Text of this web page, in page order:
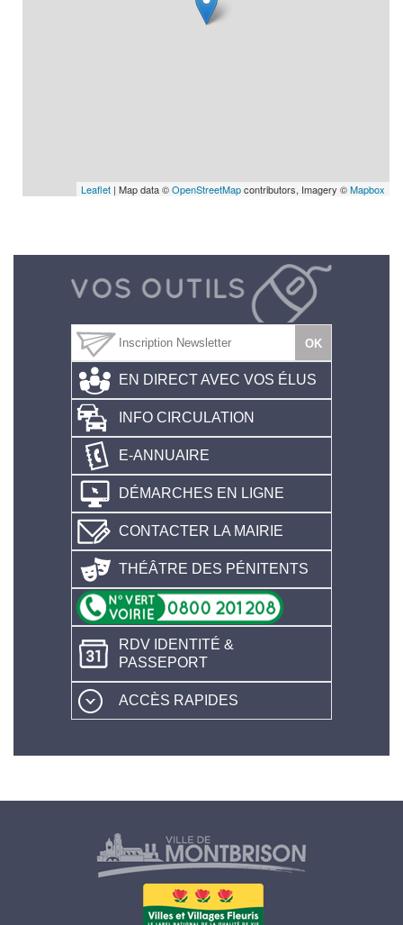
Leaflet | Map data ©OpenStreetMapcontributors, Imagery ©Mapbox
EN DIRECT AVEC VOS ÉLUS
INFO CIRCULATION
E-ANNUAIRE
DÉMARCHES EN LIGNE
CONTACTER LA MAIRIE
THÉÂTRE DES PÉNITENTS
RDV IDENTITÉ &
PASSEPORT
ACCÈS RAPIDES